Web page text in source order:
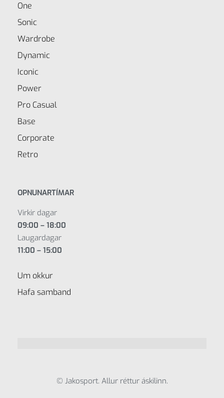
One
Sonic
Wardrobe
Dynamic
Iconic
Power
Pro Casual
Base
Corporate
Retro
OPNUNARTÍMAR
Virkir dagar
09:00 – 18:00
Laugardagar
11:00 – 15:00
Um okkur
Hafa samband
© Jakosport. Allur réttur áskilinn.